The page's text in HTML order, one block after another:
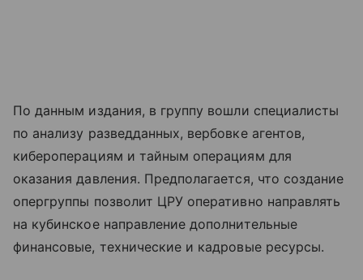
По данным издания, в группу вошли специалисты
по анализу разведданных, вербовке агентов,
кибероперациям и тайным операциям для
оказания давления. Предполагается, что создание
опергруппы позволит ЦРУ оперативно направлять
на кубинское направление дополнительные
финансовые, технические и кадровые ресурсы.